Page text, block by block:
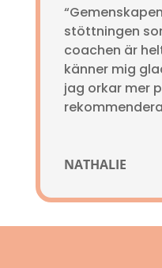
stöttningen
coachen är
känner mig
jag orkar mer
NATHALIE